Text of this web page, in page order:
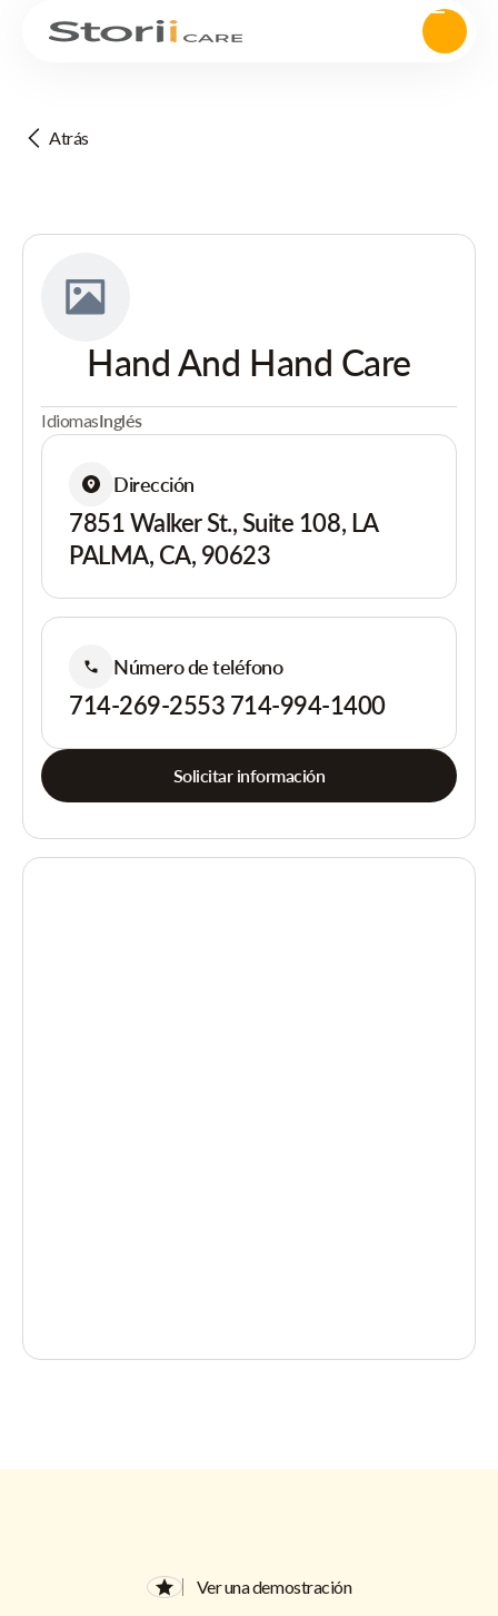
Atrás
Hand And Hand Care
IdiomasInglés
Dirección
7851 Walker St., Suite 108, LA
PALMA, CA, 90623
Número de teléfono
714-269-2553 714-994-1400
Solicitar información
Ver una demostración